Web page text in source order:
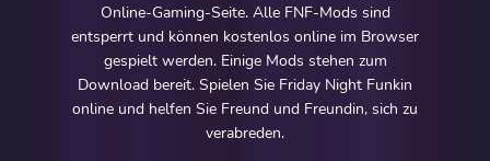
Online-Gaming-Seite. Alle FNF-Mods sind
entsperrt und können kostenlos online im Browser
gespielt werden. Einige Mods stehen zum
Download bereit. Spielen Sie Friday Night Funkin
online und helfen Sie Freund und Freundin, sich zu
verabreden.